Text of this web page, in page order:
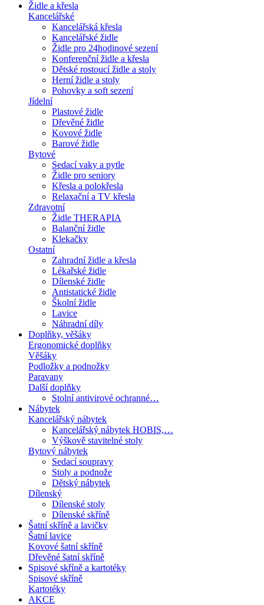
Židle a křesla
Kancelářské
Kancelářská křesla
Kancelářské židle
Židle pro 24hodinové sezení
Konferenční židle a křesla
Dětské rostoucí židle a stoly
Herní židle a stoly
Pohovky a soft sezení
Jídelní
Plastové židle
Dřevěné židle
Kovové židle
Barové židle
Bytové
Sedací vaky a pytle
Židle pro seniory
Křesla a polokřesla
Relaxační a TV křesla
Zdravotní
Židle THERAPIA
Balanční židle
Klekačky
Ostatní
Zahradní židle a křesla
Lékařské židle
Dílenské židle
Antistatické židle
Školní židle
Lavice
Náhradní díly
Doplňky, věšáky
Ergonomické doplňky
Věšáky
Podložky a podnožky
Paravany
Další doplňky
Stolní antivirové ochranné…
Nábytek
Kancelářský nábytek
Kancelářský nábytek HOBIS,…
Výškově stavitelné stoly
Bytový nábytek
Sedací soupravy
Stoly a podnože
Dětský nábytek
Dílenský
Dílenské stoly
Dílenské skříně
Šatní skříně a lavičky
Šatní lavice
Kovové šatní skříně
Dřevěné šatní skříně
Spisové skříně a kartotéky
Spisové skříně
Kartotéky
AKCE